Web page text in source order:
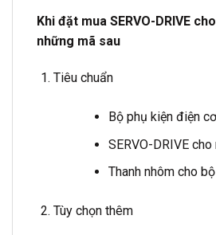
Khi đặt mua SERVO-DRIVE
những mã sau
Tiêu chuẩn
Bộ phụ kiện điện
SERVO-DRIVE
Thanh nhôm cho
Tùy chọn thêm